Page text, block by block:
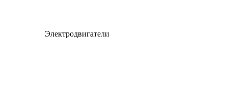
Электродвигатели